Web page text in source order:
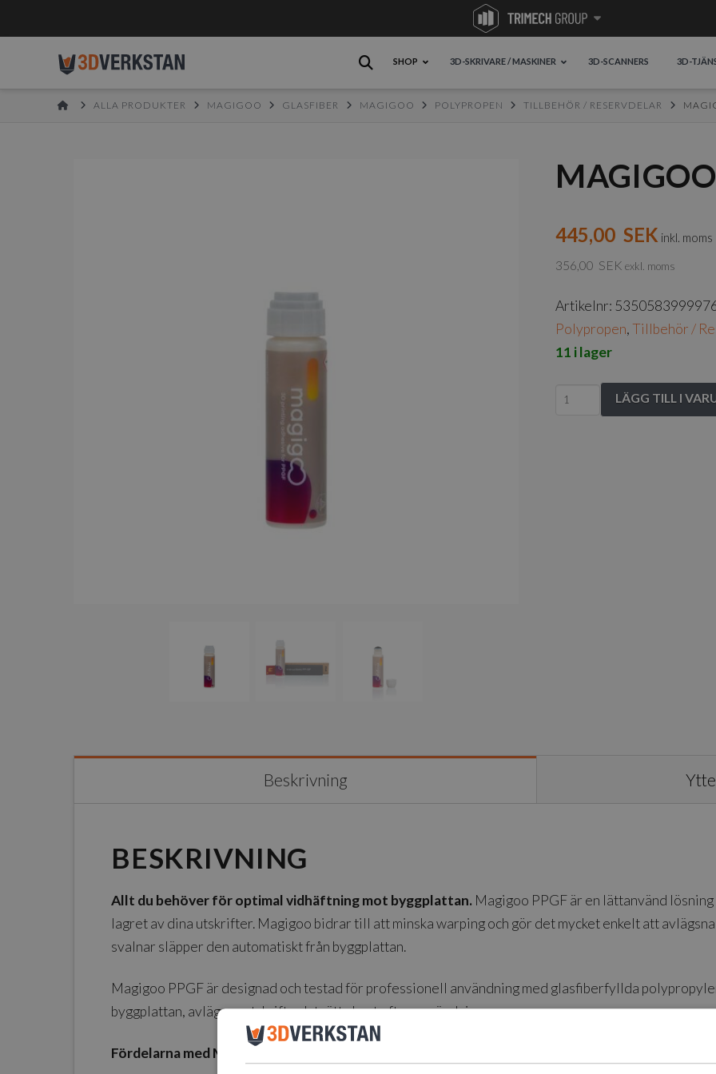
SHOP 3D-SKRIVARE / MASKINER 3D-SCANNERS 3D-
HOMEALLA PRODUKTER MAGIGOO GLASFIBER MAGIGOO POLYPROPEN TILLBEHÖR / RESERVDELAR
445,00 SEK inkl. moms
356,00 SEK exkl. moms
Artikelnr:
Polypropen,Tillbehör /
11 i lager
Magigoo
LÄGG TILL I
Beskrivning
BESKRIVNING
Allt du behöver för optimal vidhäftning mot byggplattan. Magigoo PPGF är en lättanvänd
lagret av dina utskrifter. Magigoo bidrar till att minska warping och gör det mycket enkelt att
svalnar släpper den automatiskt från byggplattan.
Magigoo PPGF är designad och testad för professionell användning med glasfiberfyllda
byggplattan, avlägsna utskrift och tvätta bort efter användning.
Fördelarna med Magigoo